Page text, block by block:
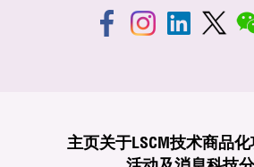
主页关于LSCM技术商品化